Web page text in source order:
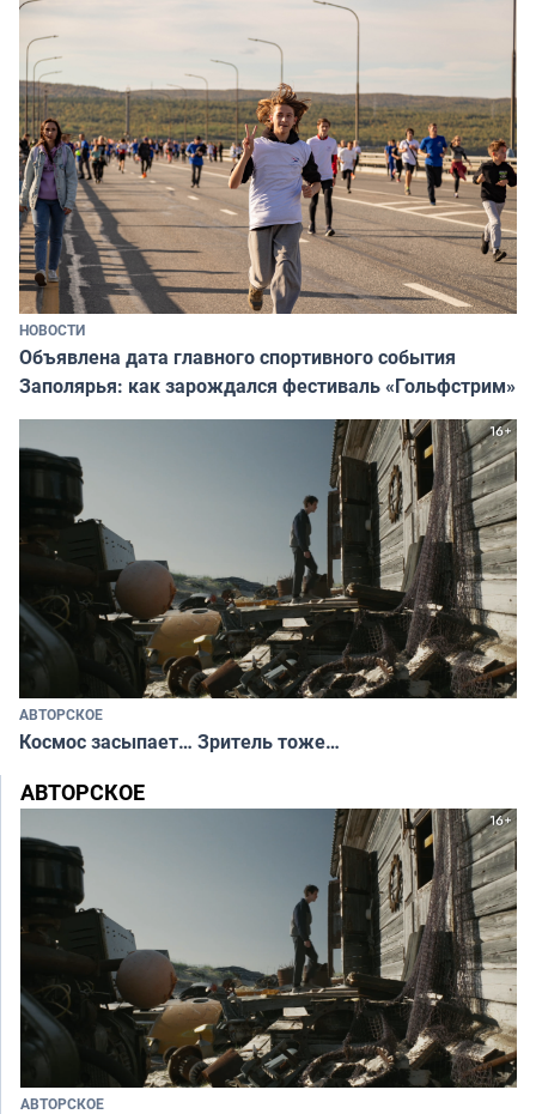
НОВОСТИ
Объявлена дата главного спортивного события
Заполярья: как зарождался фестиваль «Гольфстрим»
АВТОРСКОЕ
Космос засыпает… Зритель тоже…
АВТОРСКОЕ
АВТОРСКОЕ